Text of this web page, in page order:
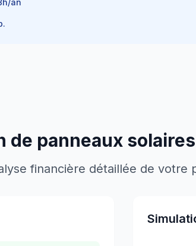
h/an
panneaux
financière détaillée de votre